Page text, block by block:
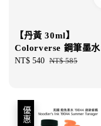
【丹黃 30ml】
Colorverse 鋼筆墨水
Sale
NT$ 540 Regular
NT$ 585
優惠